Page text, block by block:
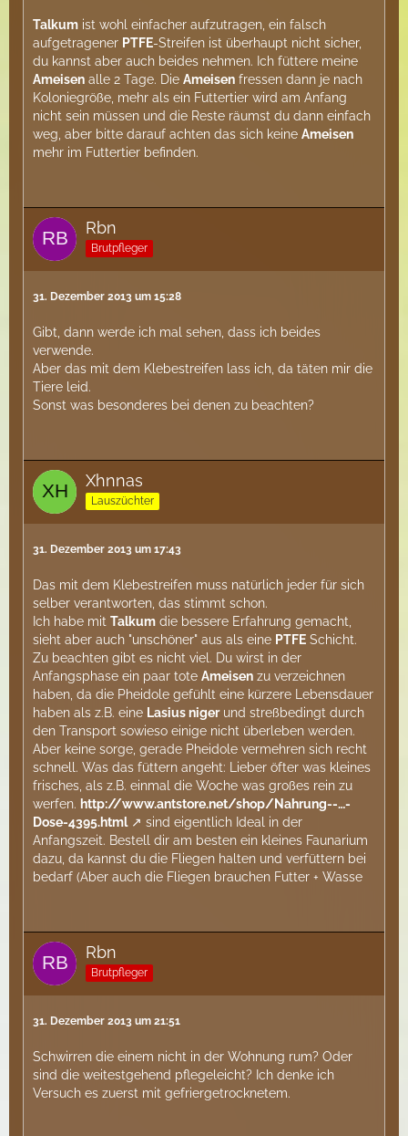
Talkum ist wohl einfacher aufzutragen, ein falsch
aufgetragener PTFE-Streifen ist überhaupt nicht sicher,
du kannst aber auch beides nehmen. Ich füttere meine
Ameisen alle 2 Tage. Die Ameisen fressen dann je nach
Koloniegröße, mehr als ein Futtertier wird am Anfang
nicht sein müssen und die Reste räumst du dann einfach
weg, aber bitte darauf achten das sich keine Ameisen
mehr im Futtertier befinden.
Rbn
Brutpfleger
31. Dezember 2013 um 15:28
Gibt, dann werde ich mal sehen, dass ich beides
verwende.
Aber das mit dem Klebestreifen lass ich, da täten mir die
Tiere leid.
Sonst was besonderes bei denen zu beachten?
Xhnnas
Lauszüchter
31. Dezember 2013 um 17:43
Das mit dem Klebestreifen muss natürlich jeder für sich
selber verantworten, das stimmt schon.
Ich habe mit Talkum die bessere Erfahrung gemacht,
sieht aber auch "unschöner" aus als eine PTFE Schicht.
Zu beachten gibt es nicht viel. Du wirst in der
Anfangsphase ein paar tote Ameisen zu verzeichnen
haben, da die Pheidole gefühlt eine kürzere Lebensdauer
haben als z.B. eine Lasius nigerund streßbedingt durch
den Transport sowieso einige nicht überleben werden.
Aber keine sorge, gerade Pheidole vermehren sich recht
schnell. Was das füttern angeht: Lieber öfter was kleines
frisches, als z.B. einmal die Woche was großes rein zu
werfen. http://www.antstore.net/shop/Nahrung--…-
Dose-4395.html
sind eigentlich Ideal in der
Anfangszeit. Bestell dir am besten ein kleines Faunarium
dazu, da kannst du die Fliegen halten und verfüttern bei
bedarf (Aber auch die Fliegen brauchen Futter + Wasse
Rbn
Brutpfleger
31. Dezember 2013 um 21:51
Schwirren die einem nicht in der Wohnung rum? Oder
sind die weitestgehend pflegeleicht? Ich denke ich
Versuch es zuerst mit gefriergetrocknetem.